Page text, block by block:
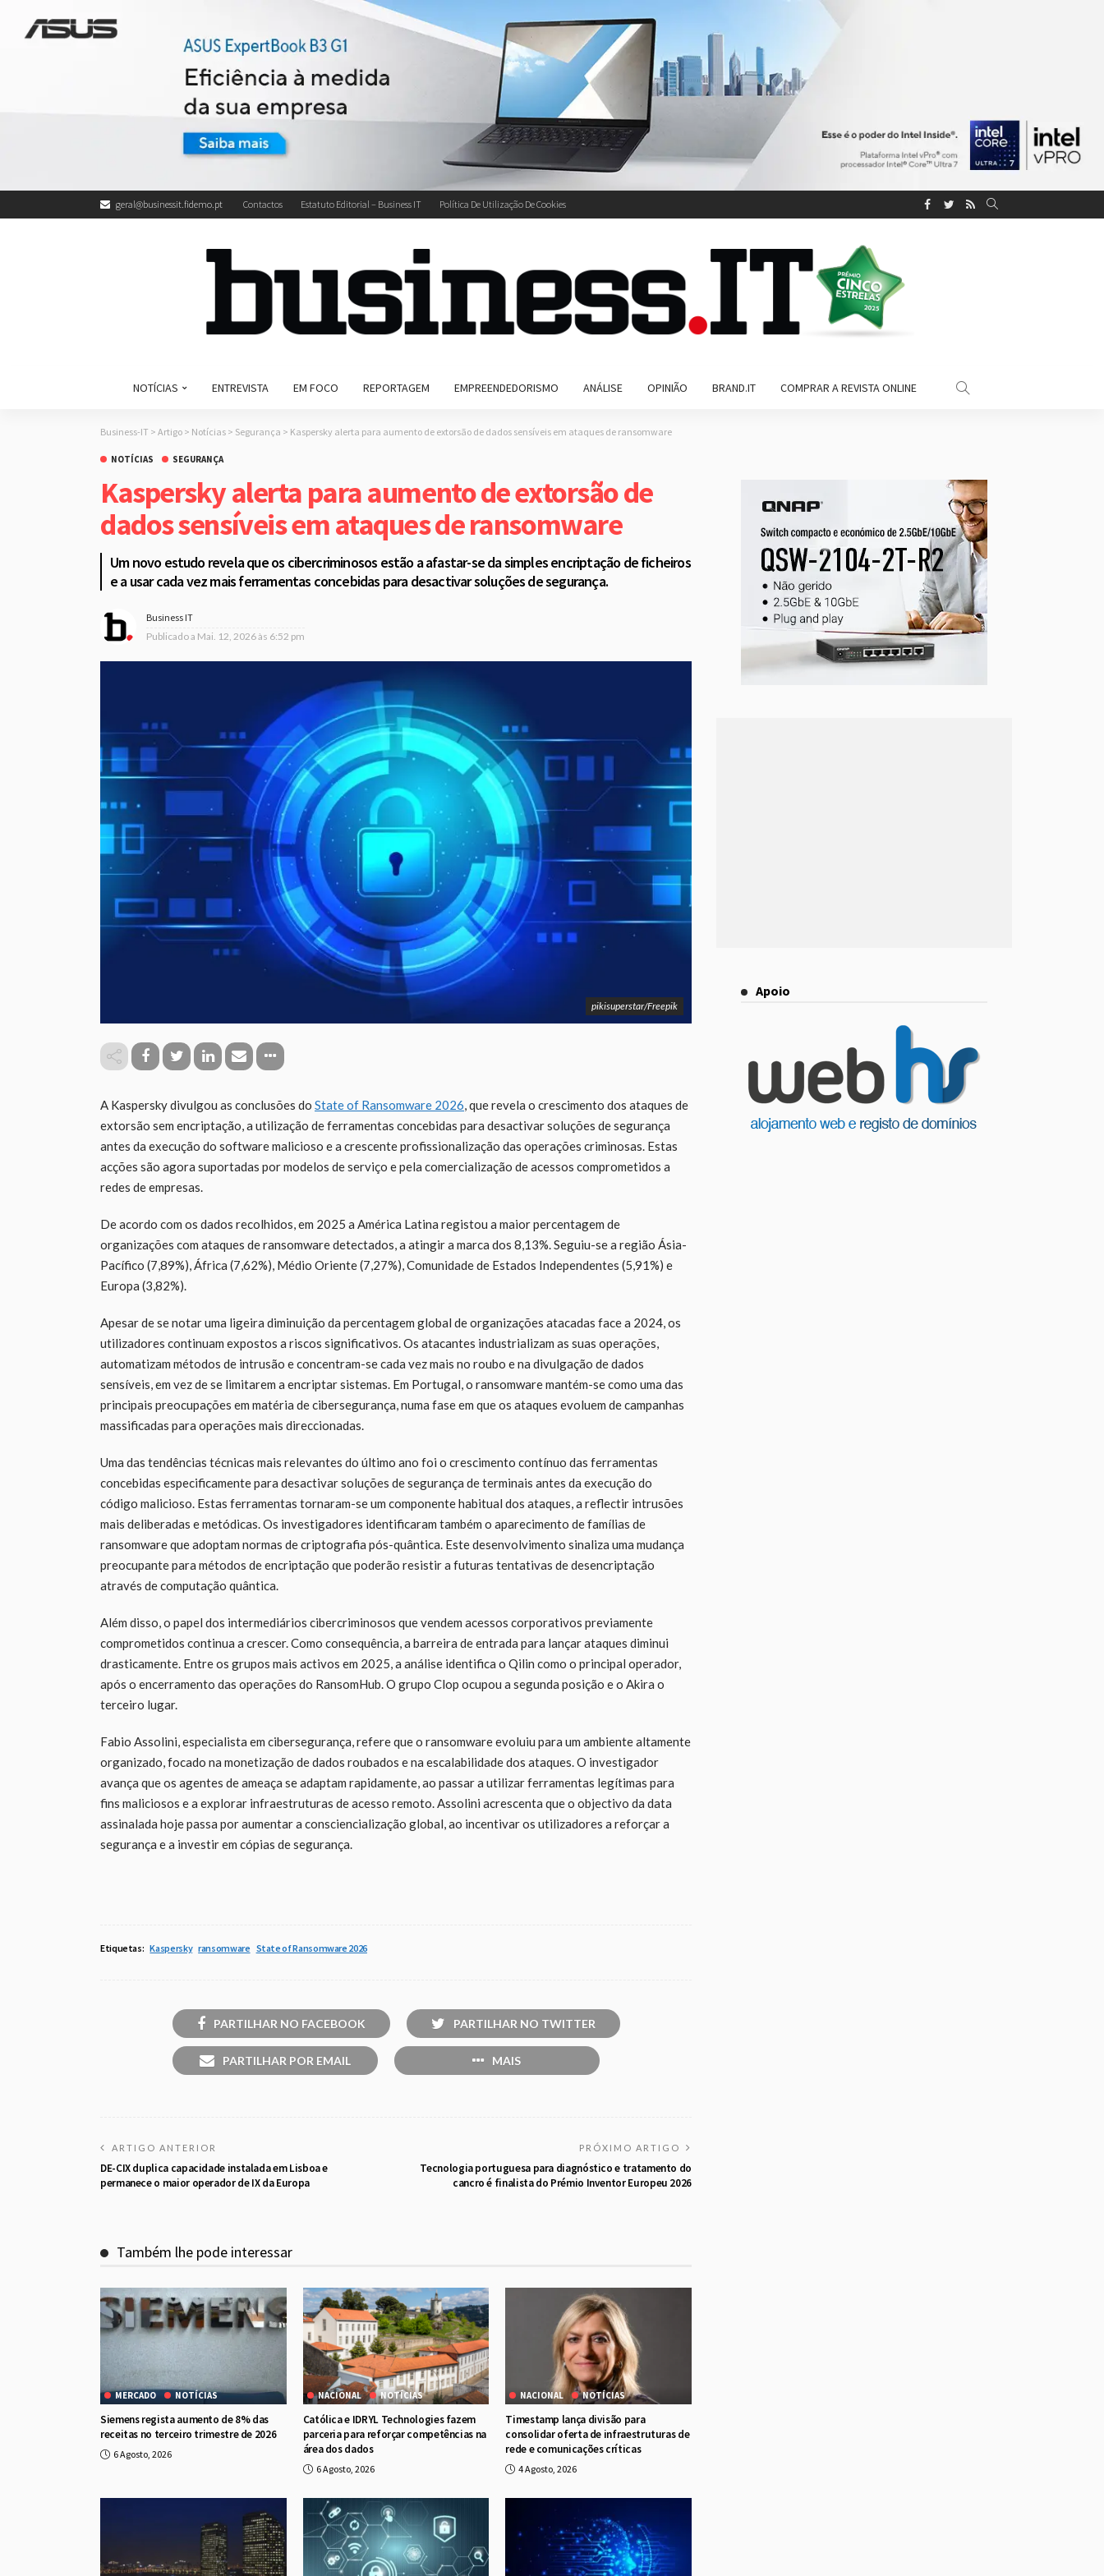
geral@businessit.fidemo.pt Contactos Estatuto Editorial – Business IT Política De Utilização De Cookies
NOTÍCIAS ENTREVISTA EM FOCO REPORTAGEM EMPREENDEDORISMO ANÁLISE OPINIÃO BRAND.IT COMPRAR A REVISTA ONLINE
Business-IT > Artigo > Notícias > Segurança > Kaspersky alerta para aumento de extorsão de dados sensíveis em ataques de ransomware
NOTÍCIAS SEGURANÇA
Kaspersky alerta para aumento de extorsão de
dados sensíveis em ataques de ransomware
Um novo estudo revela que os cibercriminosos estão a afastar-se da simples encriptação de ficheiros
e a usar cada vez mais ferramentas concebidas para desactivar soluções de segurança.
Business IT
Publicado a Mai. 12, 2026 às 6:52 pm
pikisuperstar/Freepik
A Kaspersky divulgou as conclusões do State of Ransomware 2026 , que revela o crescimento dos ataques de
extorsão sem encriptação, a utilização de ferramentas concebidas para desactivar soluções de segurança
antes da execução do software malicioso e a crescente profissionalização das operações criminosas. Estas
acções são agora suportadas por modelos de serviço e pela comercialização de acessos comprometidos a
redes de empresas.
De acordo com os dados recolhidos, em 2025 a América Latina registou a maior percentagem de
organizações com ataques de ransomware detectados, a atingir a marca dos 8,13%. Seguiu-se a região Ásia-
Pacífico (7,89%), África (7,62%), Médio Oriente (7,27%), Comunidade de Estados Independentes (5,91%) e
Europa (3,82%).
Apesar de se notar uma ligeira diminuição da percentagem global de organizações atacadas face a 2024, os
utilizadores continuam expostos a riscos significativos. Os atacantes industrializam as suas operações,
automatizam métodos de intrusão e concentram-se cada vez mais no roubo e na divulgação de dados
sensíveis, em vez de se limitarem a encriptar sistemas. Em Portugal, o ransomware mantém-se como uma das
principais preocupações em matéria de cibersegurança, numa fase em que os ataques evoluem de campanhas
massificadas para operações mais direccionadas.
Uma das tendências técnicas mais relevantes do último ano foi o crescimento contínuo das ferramentas
concebidas especificamente para desactivar soluções de segurança de terminais antes da execução do
código malicioso. Estas ferramentas tornaram-se um componente habitual dos ataques, a reflectir intrusões
mais deliberadas e metódicas. Os investigadores identificaram também o aparecimento de famílias de
ransomware que adoptam normas de criptografia pós-quântica. Este desenvolvimento sinaliza uma mudança
preocupante para métodos de encriptação que poderão resistir a futuras tentativas de desencriptação
através de computação quântica.
Além disso, o papel dos intermediários cibercriminosos que vendem acessos corporativos previamente
comprometidos continua a crescer. Como consequência, a barreira de entrada para lançar ataques diminui
drasticamente. Entre os grupos mais activos em 2025, a análise identifica o Qilin como o principal operador,
após o encerramento das operações do RansomHub. O grupo Clop ocupou a segunda posição e o Akira o
terceiro lugar.
Fabio Assolini, especialista em cibersegurança, refere que o ransomware evoluiu para um ambiente altamente
organizado, focado na monetização de dados roubados e na escalabilidade dos ataques. O investigador
avança que os agentes de ameaça se adaptam rapidamente, ao passar a utilizar ferramentas legítimas para
fins maliciosos e a explorar infraestruturas de acesso remoto. Assolini acrescenta que o objectivo da data
assinalada hoje passa por aumentar a consciencialização global, ao incentivar os utilizadores a reforçar a
segurança e a investir em cópias de segurança.
Etiquetas: Kaspersky ransomware State of Ransomware 2026
PARTILHAR NO FACEBOOK PARTILHAR NO TWITTER
PARTILHAR POR EMAIL MAIS
ARTIGO ANTERIOR
DE-CIX duplica capacidade instalada em Lisboa e
permanece o maior operador de IX da Europa
PRÓXIMO ARTIGO
Tecnologia portuguesa para diagnóstico e tratamento do
cancro é finalista do Prémio Inventor Europeu 2026
Também lhe pode interessar
MERCADO NOTÍCIAS
Siemens regista aumento de 8% das
receitas no terceiro trimestre de 2026
6 Agosto, 2026
NACIONAL NOTÍCIAS
Católica e IDRYL Technologies fazem
parceria para reforçar competências na
área dos dados
6 Agosto, 2026
NACIONAL NOTÍCIAS
Timestamp lança divisão para
consolidar oferta de infraestruturas de
rede e comunicações críticas
4 Agosto, 2026
Apoio